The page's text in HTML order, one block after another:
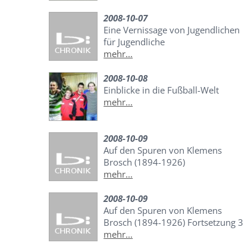
2008-10-07
Eine Vernissage von Jugendlichen
für Jugendliche
mehr...
2008-10-08
Einblicke in die Fußball-Welt
mehr...
2008-10-09
Auf den Spuren von Klemens
Brosch (1894-1926)
mehr...
2008-10-09
Auf den Spuren von Klemens
Brosch (1894-1926) Fortsetzung 3
mehr...